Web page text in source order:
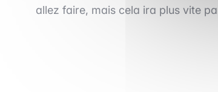
allez faire, mais cela ira plus vite